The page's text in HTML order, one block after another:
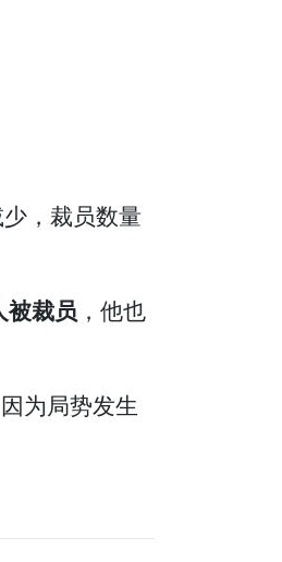
，裁员数量
被裁员 ，他也
为局势发生